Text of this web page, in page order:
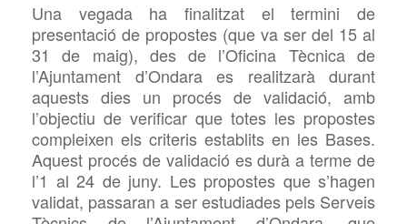
Una vegada ha finalitzat el termini de
presentació de propostes (que va ser del 15 al
31 de maig), des de l’Oficina Tècnica de
l’Ajuntament d’Ondara es realitzarà durant
aquests dies un procés de validació, amb
l’objectiu de verificar que totes les propostes
compleixen els criteris establits en les Bases.
Aquest procés de validació es durà a terme de
l’1 al 24 de juny. Les propostes que s’hagen
validat, passaran a ser estudiades pels Serveis